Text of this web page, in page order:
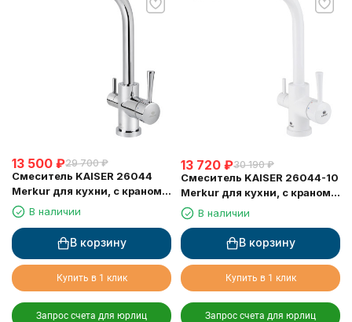
13 500 ₽29 700 ₽
Смеситель KAISER 26044
Merkur для кухни, с краном
для питьевой воды, хром
В наличии
В корзину
Купить в 1 клик
Запрос счета для юрлиц
13 720 ₽30 190 ₽
Смеситель KAISER 26044-10
Merkur для кухни, с краном
для питьевой воды, белый
глянц
В наличии
В корзину
Купить в 1 клик
Запрос счета для юрлиц